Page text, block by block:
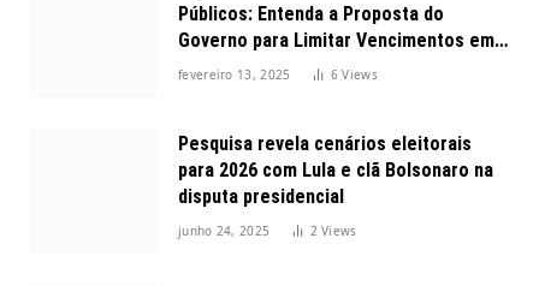
Públicos: Entenda a Proposta do
Governo para Limitar Vencimentos em
2025
fevereiro 13, 2025 6Views
Pesquisa revela cenários eleitorais
para 2026 com Lula e clã Bolsonaro na
disputa presidencial
junho 24, 2025 2Views